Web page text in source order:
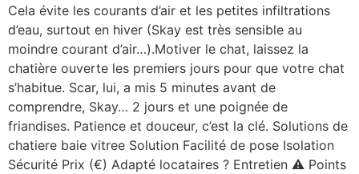
Cela évite les courants d’air et les petites infiltrations
d’eau, surtout en hiver (Skay est très sensible au
moindre courant d’air…).Motiver le chat, laissez la
chatière ouverte les premiers jours pour que votre chat
s’habitue. Scar, lui, a mis 5 minutes avant de
comprendre, Skay… 2 jours et une poignée de
friandises. Patience et douceur, c’est la clé. Solutions de
chatiere baie vitree Solution Facilité de pose Isolation
Sécurité Prix (€) Adapté locataires ? Entretien ⚠️ Points